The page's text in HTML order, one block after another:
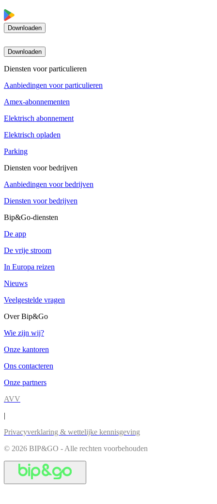
Downloaden
Downloaden
Diensten voor particulieren
Aanbiedingen voor particulieren
Amex-abonnementen
Elektrisch abonnement
Elektrisch opladen
Parking
Diensten voor bedrijven
Aanbiedingen voor bedrijven
Diensten voor bedrijven
Bip&Go-diensten
De app
De vrije stroom
In Europa reizen
Nieuws
Veelgestelde vragen
Over Bip&Go
Wie zijn wij?
Onze kantoren
Ons contacteren
Onze partners
AVV
|
Privacyverklaring & wettelijke kennisgeving
© 2026 BIP&GO - Alle rechten voorbehouden